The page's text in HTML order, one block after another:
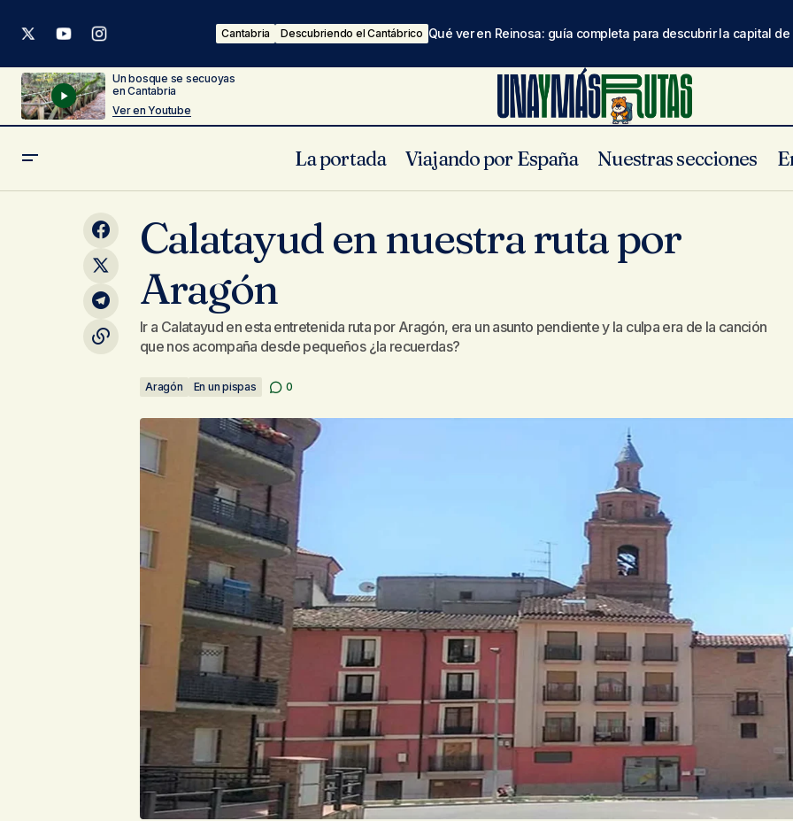
Cantabria Descubriendo el Cantábrico Qué ver en Reinosa: guía completa para descubrir la capital
Un bosque se secuoyas
en Cantabria
Ver en Youtube
La portada Viajando por España Nuestras secciones
Salas en el Camino de SantiagoCalatayud en nuestra ruta por
Aragón
Ir a Calatayud en esta entretenida ruta por Aragón, era un asunto pendiente y la culpa era de la canción
que nos acompaña desde pequeños ¿la recuerdas?
Aragón En un pispas 0